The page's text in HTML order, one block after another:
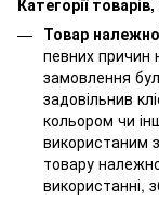
Товар
певних причин
замовлення
задовільнив
кольором чи
використаним
товару
використанні,